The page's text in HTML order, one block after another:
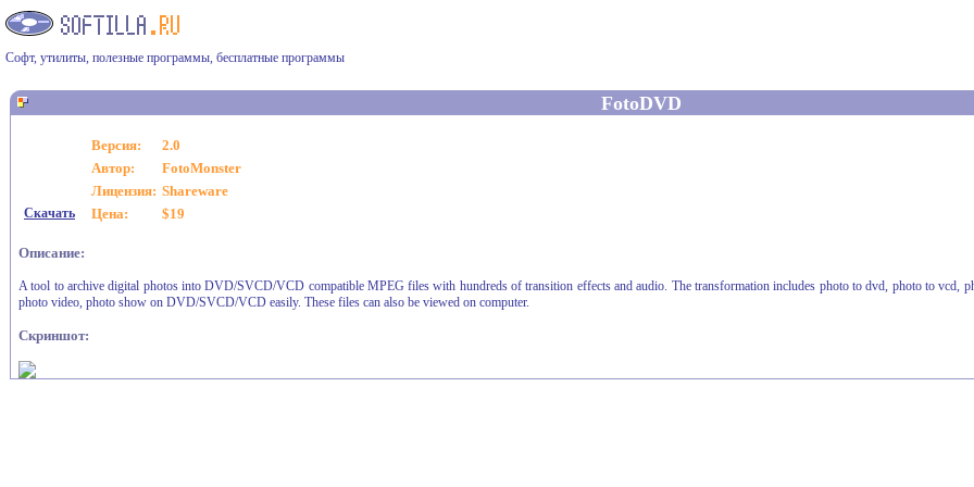
Софт, утилиты, полезные программы, бесплатные программы
FotoDVD
Версия:
2.0
Автор:
FotoMonster
Лицензия: Shareware
Скачать Цена: $19
Описание:
A tool to archive digital photos into DVD/SVCD/VCD compatible MPEG files with hundreds of transition effects and audio. The transformation includes photo to dvd, photo to vcd,
photo video, photo show on DVD/SVCD/VCD easily. These files can also be viewed on computer.
Скриншот: